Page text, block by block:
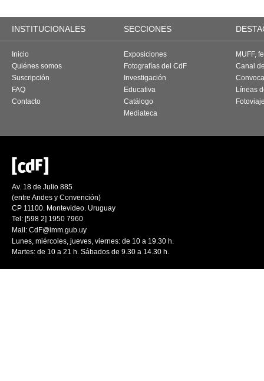
INSTITUCIONALES SECCIONES
Inicio
Quiénes somos
Suscripción
FAQ
Contacto
Exposiciones
Fotografías del CdF
Investigación
Educativa
Catálogo
Mediateca
MUFF,
Canal
Líneas
Av. 18 de Julio 885
(entre Andes y Convención)
CP 11100. Montevideo. Uruguay
Tel: [598 2] 1950 7960
Mail: CdF@imm.gub.uy
Lunes, miércoles, jueves, viernes: de 10 a 19.30 h.
Martes: de 10 a 21 h. Sábados de 9.30 a 14.30 h.